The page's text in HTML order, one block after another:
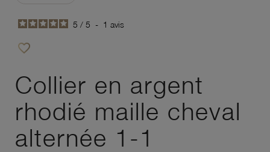
5 / 5 - 1 avis
favorite_border
Collier en argent
rhodié maille cheval
alternée 1-1